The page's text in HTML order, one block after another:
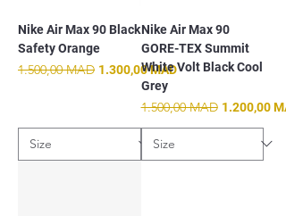
Nike Air Max 90 Black
Safety Orange
Prix original
1.500,00 MAD Prix promotionnel
1.300,00 MAD
Nike Air Max 90
GORE-TEX Summit
White Volt Black Cool
Grey
Prix original
1.500,00 MAD Prix
1.200,00